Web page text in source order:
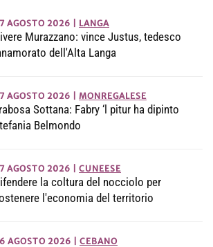
AGOSTO 2026 LANGA
Murazzano: vince Justus, tedesco
dell'Alta Langa
AGOSTO 2026 MONREGALESE
Sottana: Fabry ‘l pitur ha dipinto
Belmondo
AGOSTO 2026 CUNEESE
la coltura del nocciolo per
l'economia del territorio
AGOSTO 2026 CEBANO